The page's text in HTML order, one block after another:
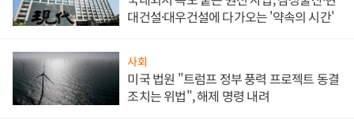
대건설·대우건설에 다가오는 '약속의 시간'
사회
미국 법원 "트럼프 정부 풍력 프로젝트 동결
조치는 위법", 해제 명령 내려